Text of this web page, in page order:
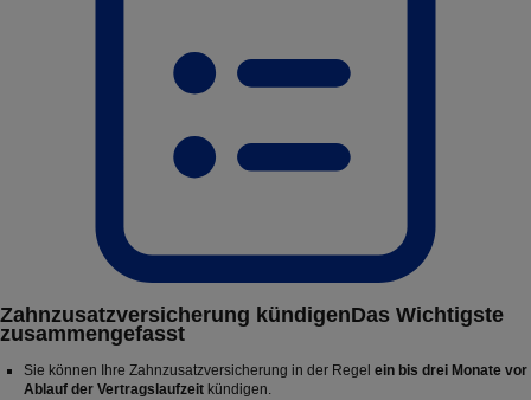
Zahnzusatzversicherung kündigenDas Wichtigste
zusammengefasst
Sie können Ihre Zahnzusatzversicherung in der Regel ein bis drei Monate vor
Ablauf der Vertragslaufzeit kündigen.